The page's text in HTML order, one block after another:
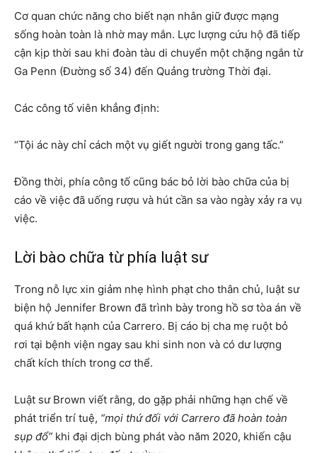
Cơ quan chức năng cho biết nạn nhân giữ được mạng
sống hoàn toàn là nhờ may mắn. Lực lượng cứu hộ đã tiếp
cận kịp thời sau khi đoàn tàu di chuyển một chặng ngắn từ
Ga Penn (Đường số 34) đến Quảng trường Thời đại.
Các công tố viên khẳng định:
“Tội ác này chỉ cách một vụ giết người trong gang tấc.”
Đồng thời, phía công tố cũng bác bỏ lời bào chữa của bị
cáo về việc đã uống rượu và hút cần sa vào ngày xảy ra vụ
việc.
Lời bào chữa từ phía luật sư
Trong nỗ lực xin giảm nhẹ hình phạt cho thân chủ, luật sư
biện hộ Jennifer Brown đã trình bày trong hồ sơ tòa án về
quá khứ bất hạnh của Carrero. Bị cáo bị cha mẹ ruột bỏ
rơi tại bệnh viện ngay sau khi sinh non và có dư lượng
chất kích thích trong cơ thể.
Luật sư Brown viết rằng, do gặp phải những hạn chế về
phát triển trí tuệ, “mọi thứ đối với Carrero đã hoàn toàn
sụp đổ” khi đại dịch bùng phát vào năm 2020, khiến cậu